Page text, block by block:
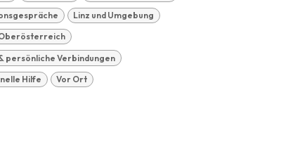
Linz und Umgebung
persönliche Verbindungen
Hilfe Vor Ort